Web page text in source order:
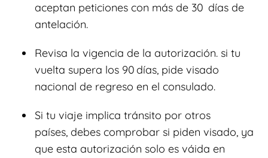
aceptan peticiones con más de 30 días de
antelación.
Revisa la vigencia de la autorización. si tu
vuelta supera los 90 días, pide visado
nacional de regreso en el consulado.
Si tu viaje implica tránsito por otros
países, debes comprobar si piden visado, ya
que esta autorización solo es váida en